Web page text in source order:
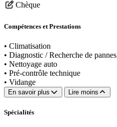
Chèque
Compétences et Prestations
• Climatisation
• Diagnostic / Recherche de pannes
• Nettoyage auto
• Pré-contrôle technique
• Vidange
En savoir plus Lire moins
Spécialités